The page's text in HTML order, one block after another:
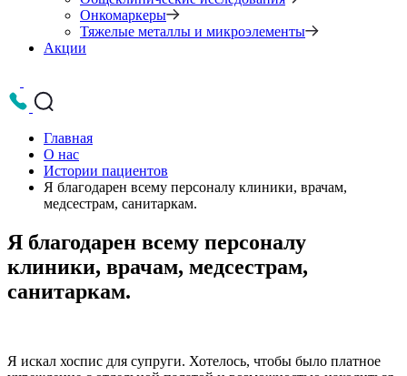
Онкомаркеры
Тяжелые металлы и микроэлементы
Акции
Главная
О нас
Истории пациентов
Я благодарен всему персоналу клиники, врачам,
медсестрам, санитаркам.
Я благодарен всему персоналу
клиники, врачам, медсестрам,
санитаркам.
Я искал хоспис для супруги. Хотелось, чтобы было платное